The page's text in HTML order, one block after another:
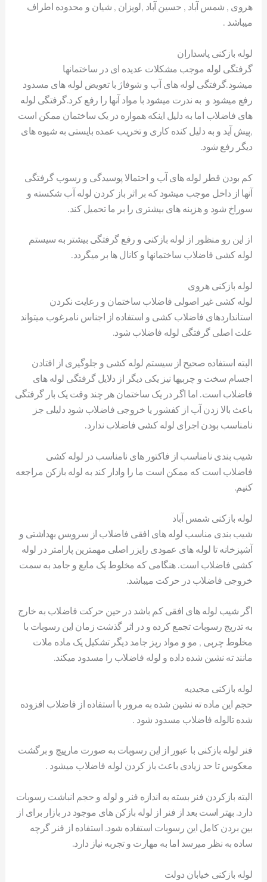
هروی , شمس آباد , حسین آباد ,لویزان , شیان و محدوده اطراف
میباشد .
لوله بازکنی پاسداران
گرفتگی لوله موجب مشکلات عدیده ای در ساختمانها
میشود.گرفتگی لوله های آب و شوفاژ با تعویض لوله های مسدود
رفع میشود و به ندرت میشود با مواد آنها را رفع کرد.گرفتگی لوله
های فاضلاب اما به دلیل اینکه همواره در یک ساختمان ممکن است
,پیش آید و به دلیل کنده کاری و تخریب عمده بایستی به شیوه های
دیگر رفع شود.
کم بودن قطر لوله های آب و احتمالا پوسیدگی و رسوب گرفتگی
آنها از داخل موجب میشود که بر اثر باز کردن لوله آب شکسته و
سوراخ شود و هزینه های بیشتری را بر ما تحمیل کند.
از این رو منظور از لوله بازکنی و رفع گرفتگی بیشتر به سیستم
لوله کشی فاضلاب ساختمانها و کانال ها بر میگردد.
لوله بازکنی هروی
لوله کشی غیر اصولی فاضلاب ساختمان و رعایت نکردن
استانداردهای فاضلاب کشی و استفاده از اجناس نامرغوب میتواند
علت اصلی گرفتگی لوله فاضلاب شود.
البته استفاده صحیح از سیستم لوله کشی و جلوگیری از افتادن
اجسام سخت و چربیها نیز یکی دیگر از دلایل گرفتگی لوله های
فاضلاب است. اما اگر در یک ساختمان هر چند وقت یک بار گرفتگی
باعث بالا زدن آب از کفشور یا خروجی فاضلاب شود دلیلی جز
نامناسب بودن اجرای لوله کشی فاضلاب ندارد.
شیب بندی نامناسب از فاکتور های نامناسب در لوله کشی
فاضلاب است که ممکن است ما را وادار کند به لوله بازکن مراجعه
کنیم.
لوله بازکنی شمس آباد
شیب بندی مناسب لوله های افقی فاضلاب از سرویس بهداشتی و
آشپزخانه تا لوله های عمودی رایزر اصلی مهمترین پارامتر در لوله
کشی فاضلاب است. هنگامی که مخلوط یک مایع و جامد به سمت
خروجی فاضلاب در حرکت میباشد.
اگر شیب لوله های افقی کم باشد در حین حرکت فاضلاب به خارج
به تدریج رسوبات تجمع کرده و در اثر گذشت زمان این رسوبات با
مخلوط چربی , مو و مواد ریز جامد دیگر تشکیل یک ماده ملات
مانند ته نشین شده داده و لوله فاضلاب را مسدود میکند.
لوله بازکنی مجیدیه
حجم این ماده ته نشین شده به مرور با استفاده از فاضلاب افزوده
شده تالوله فاضلاب مسدود شود .
فنر لوله بازکنی با عبور از این رسوبات به صورت مارپیچ و برگشت
معکوس تا حد زیادی باعث باز کردن لوله فاضلاب میشود .
البته بازکردن فنر بسته به اندازه فنر و لوله و حجم انباشت رسوبات
دارد. بهتر است بعد از فنر از لوله بازکن های موجود در بازار برای از
بین بردن کامل این رسوبات استفاده شود. استفاده از فنر گرچه
ساده به نظر میرسد اما به مهارت و تجربه نیاز دارد.
لوله بازکنی خیابان دولت